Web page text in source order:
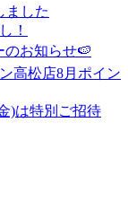
ました
！
お知らせ🍉
高松店8月ポイン
)は特別ご招待